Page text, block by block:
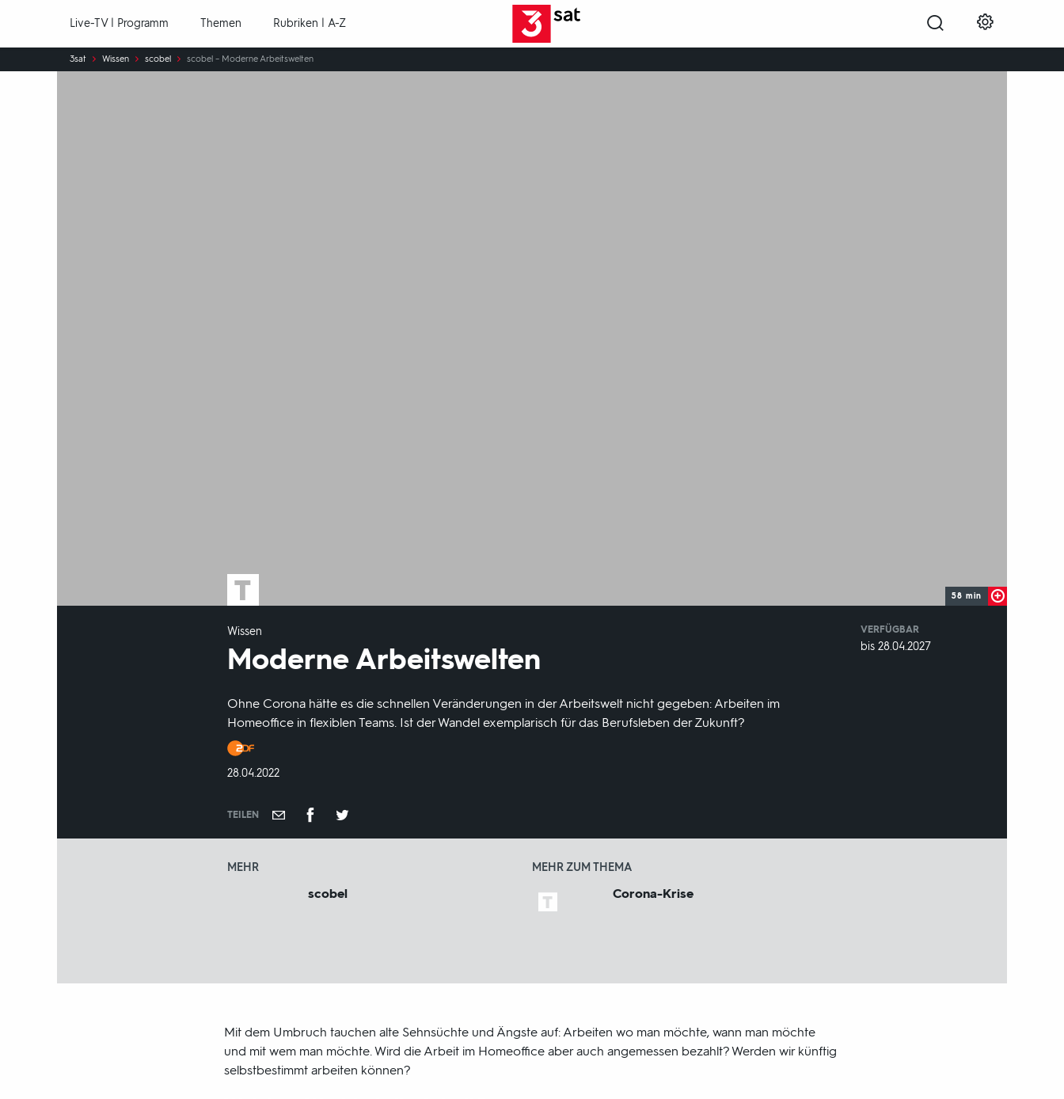
Live-TV | Programm Themen Rubriken | A-Z
Sie
sind
3sat Wissen scobel scobel – Moderne Arbeitswelten
58 min
Wissen
Moderne Arbeitswelten
Ohne Corona hätte es die schnellen Veränderungen in der Arbeitswelt nicht gegeben: Arbeiten im
Homeoffice in flexiblen Teams. Ist der Wandel exemplarisch für das Berufsleben der Zukunft?
Produktionsland
und
DATUM:
28.04.2022
TEILEN
VERFÜGBAR
weltweit
VERFÜGBAR
bis 28.04.2027
MEHR
scobel
MEHR ZUM THEMA
Corona-Krise
Mit dem Umbruch tauchen alte Sehnsüchte und Ängste auf: Arbeiten wo man möchte, wann man möchte
und mit wem man möchte. Wird die Arbeit im Homeoffice aber auch angemessen bezahlt? Werden wir künftig
selbstbestimmt arbeiten können?